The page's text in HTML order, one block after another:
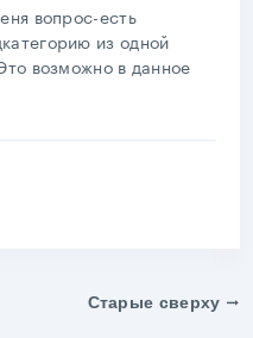
вопрос-есть
из одной
возможно в данное
Старые сверху